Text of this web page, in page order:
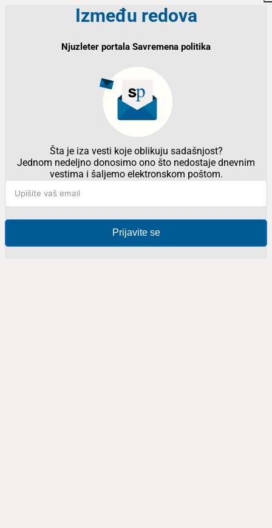
Između redova
Njuzleter portala Savremena politika
Šta je iza vesti koje oblikuju sadašnjost?
Jednom nedeljno donosimo ono što nedostaje dnevnim
vestima i šaljemo elektronskom poštom.
Prijavite se